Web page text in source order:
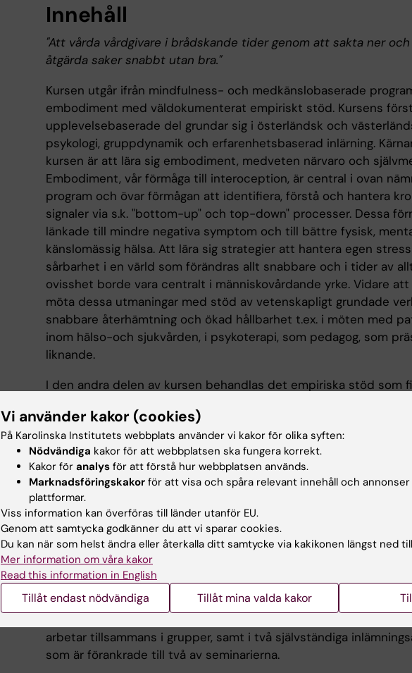
Innehåll
"Att vårda vårdgivare i brådskande tider genom att sakta ner
åtgärda saker snabbt utan bra."
Kursen utgår ifrån mindfulness- och medkänslobaserade
embodiment med väldokumenterat empiriskt stöd. Kursens
upplevelsebaserade del grundar sig i österländsk och
psykologi, gruppdynamik och erfarenhetsbaserad inlärning.
kursen är att lära sig embodiment, medveten närvaro och
Embodiment, vår förmåga till interoception, är central i ovan
program och övar förmågan att identifiera, förstå och hantera
signaler via s.k. "bottom-up" och top-down" processer. Dessa
länkade till mindre negativa symptom och till bättre fysisk,
känslomässig hälsa. Att lära sig strategier att hantera egen
sårbarhet i en värld som förändras allt snabbare och i tider av
ovisshet borde vara centralt i människovårdande yrke. Vidare att
möta dessa utmaningar med stöd av vetenskapligt grundade
snabbare återhämtning och ökad hållbarhet t.ex. i möten med
inom hälso-och sjukvården, i psykoterapi, som pedagog, som
liknande.
I den andra delen av kursen behandlas det empiriska stöd som
med avseende på de underliggande processer och
som hittills visats. Medvetenhet och acceptans påverkas på fyra
sätt; neuroplastiskt, psykologiskt, beteendemässigt och
Arbetet med dessa frågor innebär att uppleva, kritiskt utforska
diskutera litteraturen och forskningen kring denna metodik.
Kursen är grundläggande för kommande vidareutbildning i att leda
Arbetsformer
Undervisningen består av interaktiva gruppträffar och en
arbetar tillsammans i grupper, samt i två självständiga
som är förankrade till två av seminarierna.
Vi använder kakor (cookies)
På Karolinska Institutets webbplats använder vi kakor för olika syften:
Nödvändiga kakor för att webbplatsen ska fungera korrekt.
Kakor för analys för att förstå hur webbplatsen används.
Marknadsföringskakor för att visa och spåra relevant innehåll och
plattformar.
Viss information kan överföras till länder utanför EU.
Genom att samtycka godkänner du att vi sparar cookies.
Du kan när som helst ändra eller återkalla ditt samtycke via kakikonen längst ned
Mer information om våra kakor
Read this information in English
Tillåt endast nödvändiga Tillåt mina valda kakor